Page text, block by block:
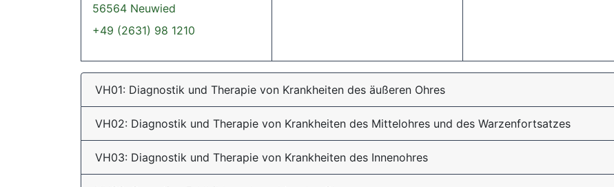
56564 Neuwied
+49 (2631) 98 1210
VH01: Diagnostik und Therapie von Krankheiten des äußeren Ohres
VH02: Diagnostik und Therapie von Krankheiten des Mittelohres und des Warzenfortsatzes
VH03: Diagnostik und Therapie von Krankheiten des Innenohres